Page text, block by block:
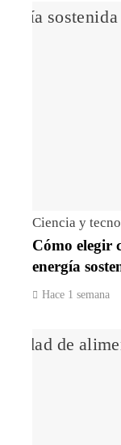
Ciencia y
Cómo elegir
energía
Hace 1 semana